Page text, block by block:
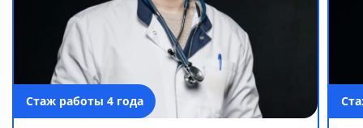
Стаж работы 4 года